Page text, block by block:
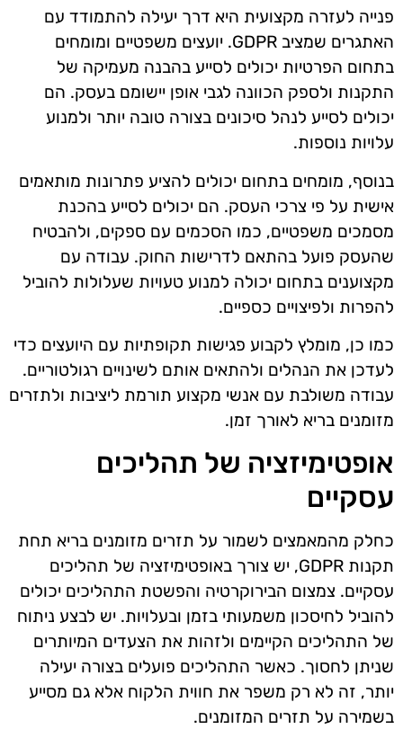
פנייה לעזרה מקצועית היא דרך יעילה להתמודד עם
האתגרים שמציב GDPR. יועצים משפטיים ומומחים
בתחום הפרטיות יכולים לסייע בהבנה מעמיקה של
התקנות ולספק הכוונה לגבי אופן יישומם בעסק. הם
יכולים לסייע לנהל סיכונים בצורה טובה יותר ולמנוע
עלויות נוספות.
בנוסף, מומחים בתחום יכולים להציע פתרונות מותאמים
אישית על פי צרכי העסק. הם יכולים לסייע בהכנת
מסמכים משפטיים, כמו הסכמים עם ספקים, ולהבטיח
שהעסק פועל בהתאם לדרישות החוק. עבודה עם
מקצוענים בתחום יכולה למנוע טעויות שעלולות להוביל
להפרות ולפיצויים כספיים.
כמו כן, מומלץ לקבוע פגישות תקופתיות עם היועצים כדי
לעדכן את הנהלים ולהתאים אותם לשינויים רגולטוריים.
עבודה משולבת עם אנשי מקצוע תורמת ליציבות ולתזרים
מזומנים בריא לאורך זמן.
אופטימיזציה של תהליכים
עסקיים
כחלק מהמאמצים לשמור על תזרים מזומנים בריא תחת
תקנות GDPR, יש צורך באופטימיזציה של תהליכים
עסקיים. צמצום הבירוקרטיה והפשטת התהליכים יכולים
להוביל לחיסכון משמעותי בזמן ובעלויות. יש לבצע ניתוח
של התהליכים הקיימים ולזהות את הצעדים המיותרים
שניתן לחסוך. כאשר התהליכים פועלים בצורה יעילה
יותר, זה לא רק משפר את חווית הלקוח אלא גם מסייע
בשמירה על תזרים המזומנים.